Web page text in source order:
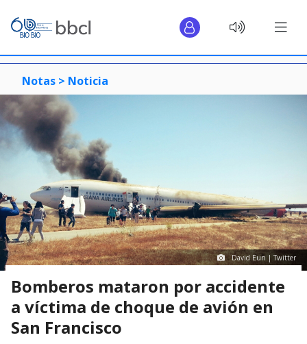
Notas > Noticia
David Eun | Twitter
Bomberos mataron por accidente
a víctima de choque de avión en
San Francisco